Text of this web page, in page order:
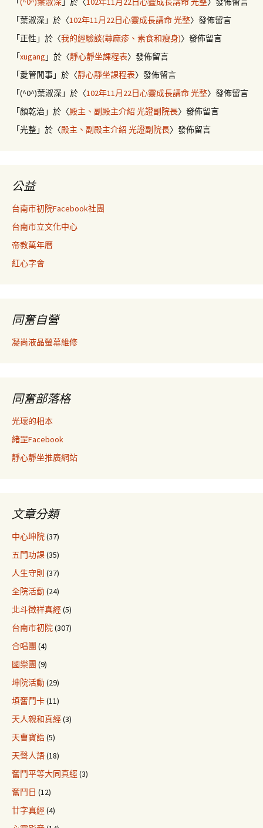
「葉淑深」於〈102年11月22日心靈成長講命 光整〉發佈留言
「正性 」於〈我的經驗談(蕁麻疹、素食和瘦身)〉發佈留言
「xugang 」於〈靜心靜坐課程表〉發佈留言
「愛管閒事」於〈靜心靜坐課程表〉發佈留言
「(^0^)葉淑深」於〈102年11月22日心靈成長講命 光整〉發佈留言
「顏乾治 」於〈殿主、副殿主介紹 光證副院長〉發佈留言
「光整」於〈殿主、副殿主介紹 光證副院長〉發佈留言
公益
台南市初院Facebook社團
台南市立文化中心
帝教萬年曆
紅心字會
同奮自營
凝尚液晶螢幕維修
同奮部落格
光瓌的相本
緒罡Facebook
靜心靜坐推廣網站
文章分類
中心坤院(37)
五門功課(35)
人生守則 (37)
全院活動(24)
北斗徵祥真經(5)
台南市初院(307)
合唱團 (4)
國樂團 (9)
坤院活動(29)
填奮鬥卡(11)
天人親和真經(3)
天曹寶誥(5)
天聲人語(18)
奮鬥平等大同真經(3)
奮鬥日 (12)
廿字真經(4)